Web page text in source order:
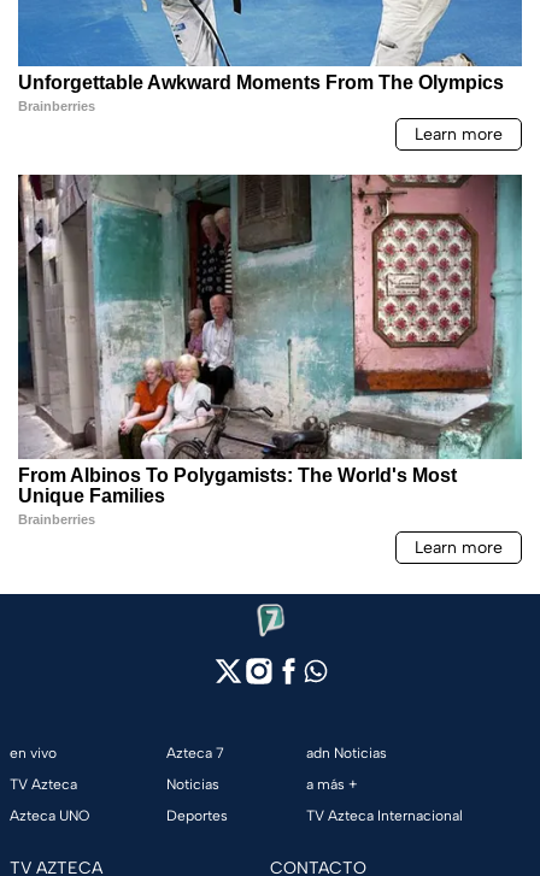
en vivo
TV Azteca
Azteca UNO
Azteca 7
Noticias
Deportes
adn Noticias
a más +
TV Azteca Internacional
TV AZTECA CONTACTO